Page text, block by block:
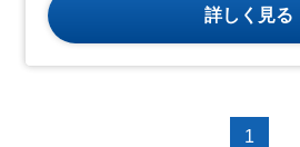
詳しく見る
1